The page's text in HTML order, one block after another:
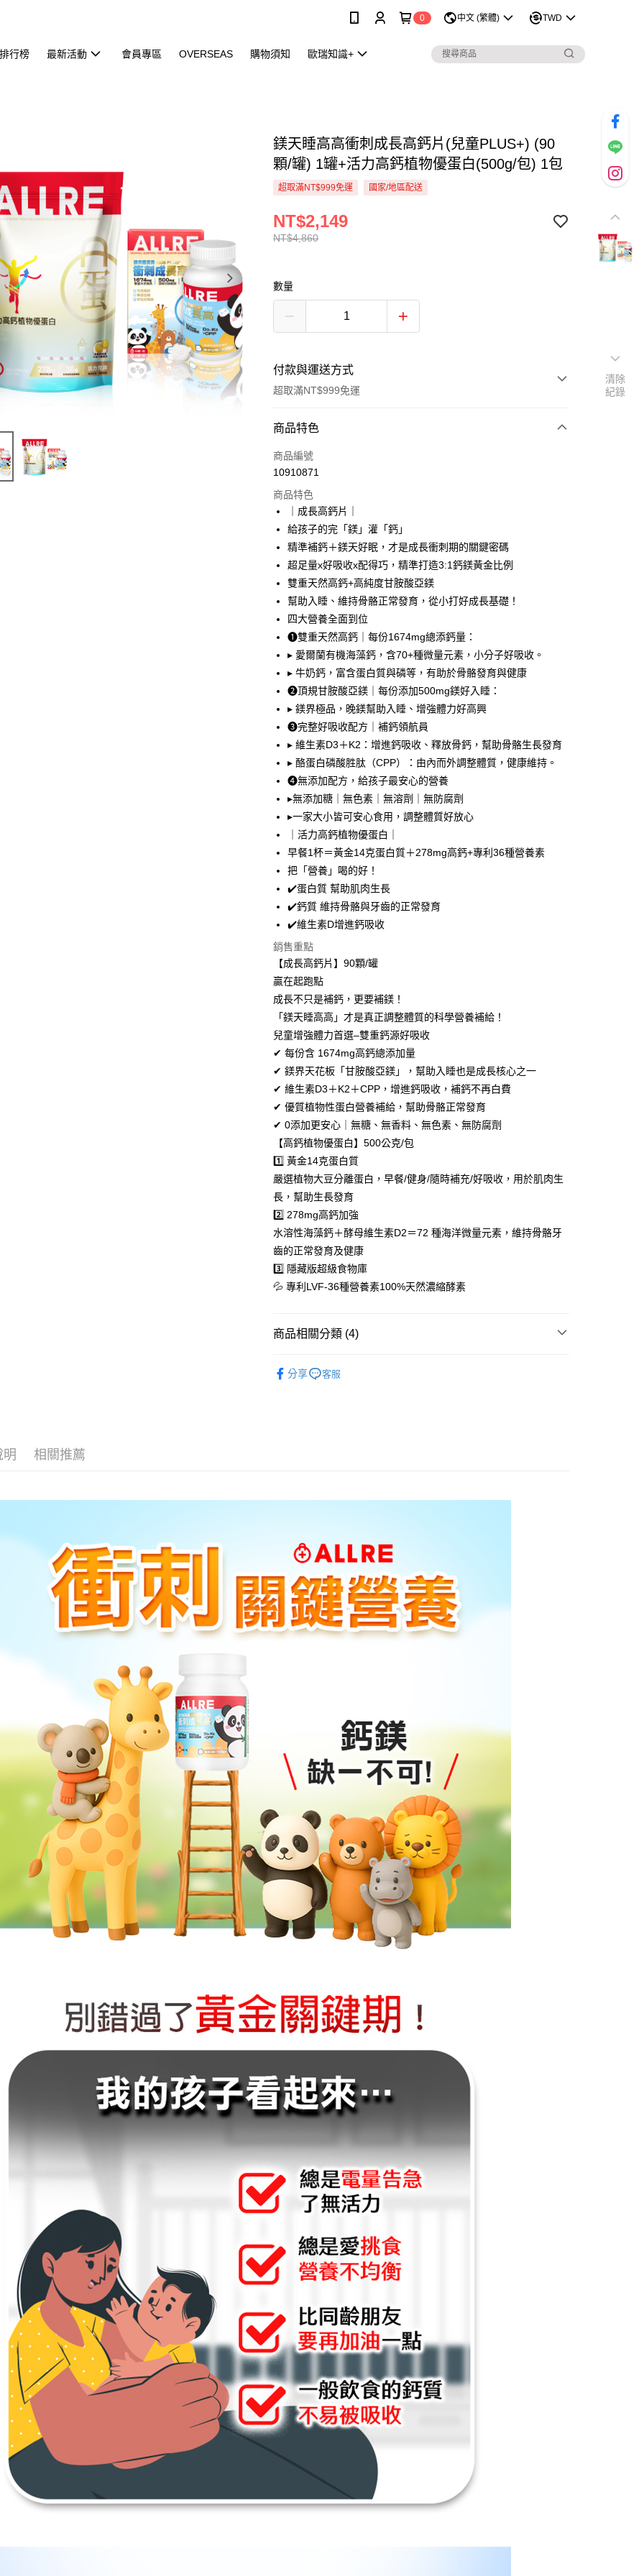
0 中文 (繁體) TWD
行榜 最新活動 會員專區 OVERSEAS 購物須知 歐瑞知識+
鎂天睡高高衝刺成長高鈣片(兒童PLUS+) (90
顆/罐) 1罐+活力高鈣植物優蛋白(500g/包) 1包
超取滿NT$999免運 國家/地區配送
NT$4,860
NT$2,149
數量
付款與運送方式
超取滿NT$999免運
付款方式
信用卡一次付款
LINE Pay
Apple Pay
悠遊付
大哥付你分期
相關說明
【大哥付你分期使用說明】
1.本服務由台灣大哥大提供，台灣大哥大用戶可立即使用無須另外申請。
2.付款方式選擇「大哥付你分期」，訂單成立後會自動跳轉到大哥付的交易
流程，驗證手機門號後，選擇欲分期的期數、繳款截止日，確認付款後即
完成交易。
4.訂單成立30分鐘內，如未前往確認交易或遇審核未通過，訂單將自動取
消。如遇「轉專審核」未通過狀況，表示未達大哥付你分期系統評分，恕
無法說明評估內容。
【繳款方式說明】
1.分期款項不併入電信帳單，「大哥付你分期」於每月結算日後寄送繳費提
醒簡訊。
帳／街口支付／iPASS MONEY」等通路繳費。
【注意事項】
1.本服務係由「台灣大哥大股份有限公司」（以下簡稱本公司）所提供，讓
用戶於交易時，得透過本服務購買商品或服務，並由商店將買賣／分期付
款買賣價金債權讓與本公司後，依約使用本公司帳單繳交帳款。
2.基於同意付款使用「大哥付你分期」之契約關係目的，商店將以您的個人
資料（包含姓名、電話或地址）提供予台灣大哥大進項蒐集、處理及利
用，由本公司與您本人進行分期帳單所需資料之確認、核對及更正。
3.完整用戶服務條款，請詳閱以下連結：https://oppay.tw/userRule
相關說明
【關於「AFTEE先享後付」】
AFTEE先享後付是「在收到商品之後才付款」的支付方式。 讓您購物簡單
便利好安心！
１．簡單：不需註冊會員、不需綁卡、不需儲值。
２．便利：只要手機號碼，簡訊認證，即可結帳。
３．安心：先確認商品／服務後，再付款。
【「AFTEE先享後付」結帳流程】
１．於結帳方式選擇「AFTEE先享後付」後，將跳轉至「AFTEE先享後
付」結帳頁面，進行簡訊認證並確認金額後，即可完成結帳。
２．訂單成立數日內，您將收到繳費通知簡訊。
３．收到繳費通知簡訊後14天內，點擊此簡訊中的連結，可透過四大超商
／ATM／網路銀行／等多元方式進行付款，方視為交易完成。
※ 請注意：結帳手續完成當下不需立刻繳費，但若您需要取消訂單，請聯
絡購買商品的店家。未經商家同意取消之訂單仍視為有效，需透過AFTEE
先享後付繳納相關費用。
※ 交易是否成功請以「AFTEE先享後付 」之結帳頁面顯示為準，若有關於
付客戶支援中心」https://netprotections.freshdesk.com/support/home
【注意事項】
１．透過由恩沛科技股份有限公司提供之「AFTEE先享後付」服務完成之
交易，需依本服務之必要範圍內提供個人資料，並將交易相關給付款項請
求債權轉讓予恩沛科技股份有限公司。
２．關於個人資料處理事宜，請瀏覽以下網址：
https://aftee.tw/terms/#terms3
３．未成年的使用者請事先徵得法定代理人或監護人之同意方可使用
任。
４．使用「AFTEE先享後付」時，將依據個別帳號之用戶狀況，依本公司
即時審查核予不同之上限額度；若仍有額度不足之情形，本公司將視審查
結果請求用戶進行身份認證。
５．嚴禁一人註冊多個帳號或使用他人資訊註冊。若發現惡意使用之情
形，恩沛科技股份有限公司將有權停止該用戶之使用額度並採取法律行
ATM付款
貨到付款
運送方式
全家取貨付款
每筆NT$80，滿NT$999(含以上)免運費
付款後全家取貨
每筆NT$80，滿NT$1,680(含以上)免運費
每筆NT$80，滿NT$1,680(含以上)免運費
付款後萊爾富取貨
每筆NT$80，滿NT$1,680(含以上)免運費
7-11取貨付款
付款後7-11取貨
每筆NT$80，滿NT$1,680(含以上)免運費
台灣本島宅配
每筆NT$80，滿NT$1,680(含以上)免運費
離島宅配
每筆NT$100，滿NT$2,000(含以上)免運費
貨到付款
每筆NT$100，滿NT$2,000(含以上)免運費
海外配送(澳門地區請勿填寫順豐智能櫃、自取點等地址) 查看運費
國家/地區配送(新馬專屬)
商品特色
商品編號
10910871
商品特色
｜成長高鈣片｜
給孩子的完「鎂」灌「鈣」
精準補鈣＋鎂天好眠，才是成長衝刺期的關鍵密碼
超足量x好吸收x配得巧，精準打造3:1鈣鎂黃金比例
雙重天然高鈣+高純度甘胺酸亞鎂
幫助入睡、維持骨骼正常發育，從小打好成長基礎！
四大營養全面到位
❶雙重天然高鈣｜每份1674mg總添鈣量：
▸ 愛爾蘭有機海藻鈣，含70+種微量元素，小分子好吸收。
▸ 牛奶鈣，富含蛋白質與磷等，有助於骨骼發育與健康
❷頂規甘胺酸亞鎂｜每份添加500mg鎂好入睡：
▸ 鎂界極品，晚鎂幫助入睡、增強體力好高興
❸完整好吸收配方｜補鈣領航員
▸ 維生素D3＋K2：增進鈣吸收、釋放骨鈣，幫助骨骼生長發育
▸ 酪蛋白磷酸胜肽（CPP）：由內而外調整體質，健康維持。
❹無添加配方，給孩子最安心的營養
▸無添加糖｜無色素｜無溶劑｜無防腐劑
▸一家大小皆可安心食用，調整體質好放心
｜活力高鈣植物優蛋白｜
早餐1杯＝黃金14克蛋白質＋278mg高鈣+專利36種營養素
把「營養」喝的好！
✔️蛋白質 幫助肌肉生長
✔️鈣質 維持骨骼與牙齒的正常發育
✔️維生素D增進鈣吸收
銷售重點
【成長高鈣片】90顆/罐
贏在起跑點
成長不只是補鈣，更要補鎂！
「鎂天睡高高」才是真正調整體質的科學營養補給！
兒童增強體力首選–雙重鈣源好吸收
✔ 每份含 1674mg高鈣總添加量
✔ 鎂界天花板「甘胺酸亞鎂」，幫助入睡也是成長核心之一
✔ 維生素D3＋K2＋CPP，增進鈣吸收，補鈣不再白費
✔ 優質植物性蛋白營養補給，幫助骨骼正常發育
✔ 0添加更安心｜無糖、無香料、無色素、無防腐劑
【高鈣植物優蛋白】500公克/包
1️⃣ 黃金14克蛋白質
嚴選植物大豆分離蛋白，早餐/健身/隨時補充/好吸收，用於肌肉生
長，幫助生長發育
2️⃣ 278mg高鈣加強
水溶性海藻鈣＋酵母維生素D2＝72 種海洋微量元素，維持骨骼牙
齒的正常發育及健康
3️⃣ 隱藏版超級食物庫
💦 專利LVF-36種營養素100%天然濃縮酵素
商品相關分類 (4)
分享 客服
明 相關推薦
清除
紀錄